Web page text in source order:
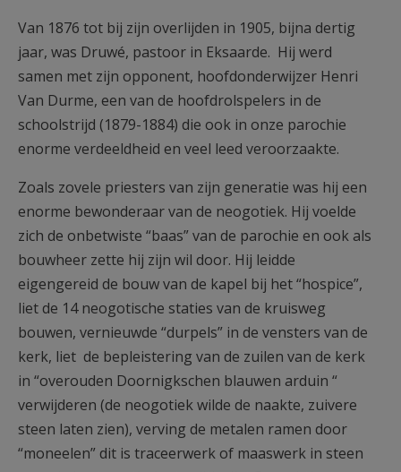
Van 1876 tot bij zijn overlijden in 1905, bijna dertig
jaar, was Druwé, pastoor in Eksaarde. Hij werd
samen met zijn opponent, hoofdonderwijzer Henri
Van Durme, een van de hoofdrolspelers in de
schoolstrijd (1879-1884) die ook in onze parochie
enorme verdeeldheid en veel leed veroorzaakte.
Zoals zovele priesters van zijn generatie was hij een
enorme bewonderaar van de neogotiek. Hij voelde
zich de onbetwiste “baas” van de parochie en ook als
bouwheer zette hij zijn wil door. Hij leidde
eigengereid de bouw van de kapel bij het “hospice”,
liet de 14 neogotische staties van de kruisweg
bouwen, vernieuwde “durpels” in de vensters van de
kerk, liet de bepleistering van de zuilen van de kerk
in “overouden Doornigkschen blauwen arduin “
verwijderen (de neogotiek wilde de naakte, zuivere
steen laten zien), verving de metalen ramen door
“moneelen” dit is traceerwerk of maaswerk in steen